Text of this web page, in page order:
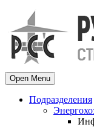
Open Menu
Подразделения